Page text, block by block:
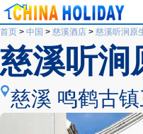
首页 > 中国 > 慈溪酒店 > 慈溪听涧原
慈溪听涧
慈溪 鸣鹤古